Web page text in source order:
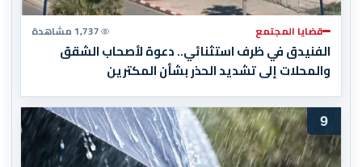
قضايا المجتمع 1,737 مشاهدة
الفنيدق في ظرف استثنائي.. دعوة لأصحاب الشقق
والمحلات إلى تشديد الحذر بشأن المكترين
9